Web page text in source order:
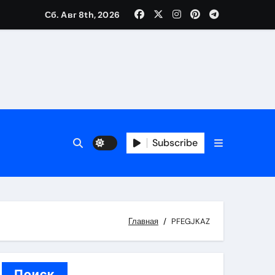
ресниц и депиляции
и обустройства мест отдыха
Сб. Авг 8th, 2026
Subscribe
Главная PFEGJKAZ